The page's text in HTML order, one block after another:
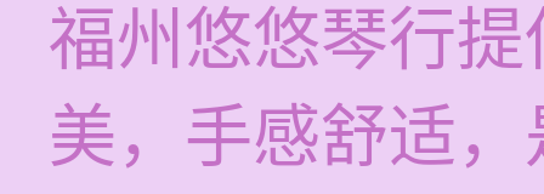
福州悠悠琴行
美，手感舒适